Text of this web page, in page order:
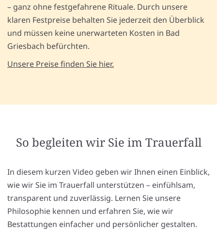
– ganz ohne festgefahrene Rituale. Durch unsere
klaren Festpreise behalten Sie jederzeit den Überblick
und müssen keine unerwarteten Kosten in Bad
Griesbach befürchten.
Unsere Preise finden Sie hier.
So begleiten wir Sie im Trauerfall
In diesem kurzen Video geben wir Ihnen einen Einblick,
wie wir Sie im Trauerfall unterstützen – einfühlsam,
transparent und zuverlässig. Lernen Sie unsere
Philosophie kennen und erfahren Sie, wie wir
Bestattungen einfacher und persönlicher gestalten.